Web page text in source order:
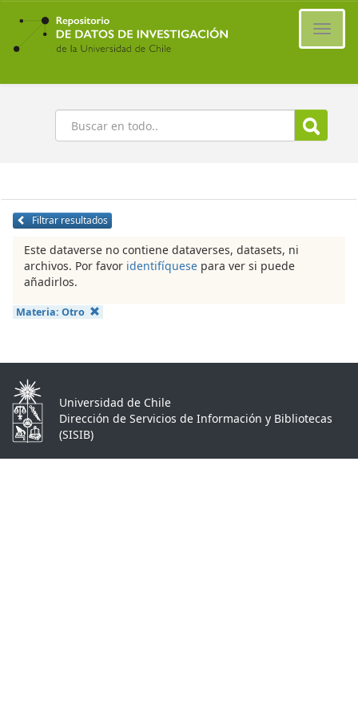
Ir
contenido
principal
Buscar
Filtrar resultados
Este dataverse no contiene dataverses, datasets, ni
archivos. Por favor identifíquese para ver si puede
añadirlos.
Materia: Otro
Universidad de Chile
Dirección de Servicios de Información y Bibliotecas
(SISIB)